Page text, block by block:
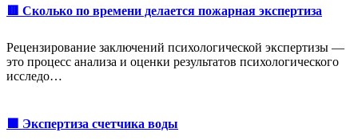
🟥 Сколько по времени делается пожарная экспертиза
Рецензирование заключений психологической экспертизы —
это процесс анализа и оценки результатов психологического
исследо…
🟩 Экспертиза счетчика воды